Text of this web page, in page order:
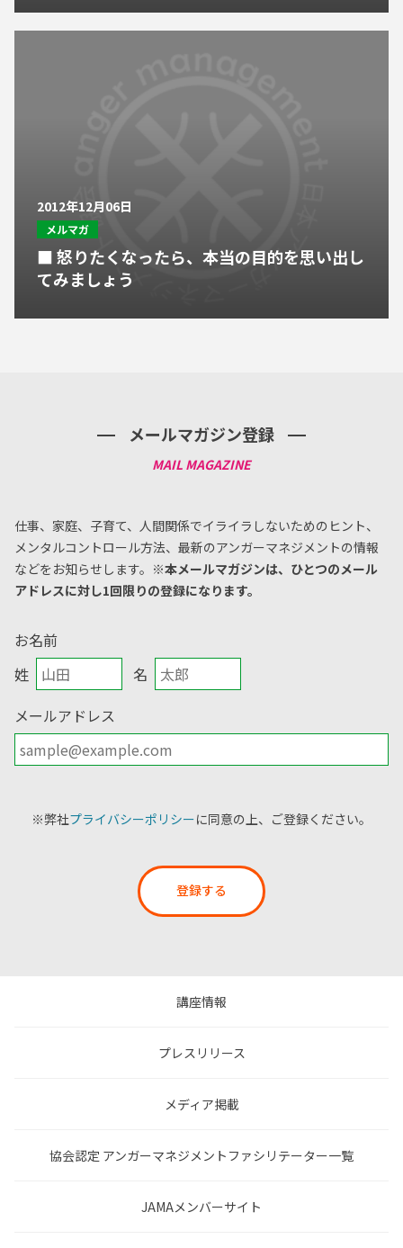
2012年12月06日
メルマガ
■ 怒りたくなったら、本当の目的を思い出し
てみましょう
メールマガジン登録
仕事、家庭、子育て、人間関係でイライラしないためのヒント、
メンタルコントロール方法、 最新のアンガーマネジメントの情報
などをお知らせします。 ※本メールマガジンは、ひとつのメール
アドレスに対し1回限りの登録になります。
お名前
姓
名
メールアドレス
※弊社プライバシーポリシーに同意の上、ご登録ください。
登録する
講座情報
プレスリリース
メディア掲載
協会認定 アンガーマネジメントファシリテーター一覧
JAMAメンバーサイト